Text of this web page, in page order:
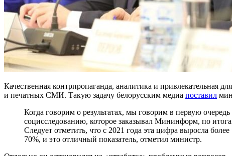
Качественная контрпропаганда, аналитика и привлекательная
и печатных СМИ. Такую задачу белорусским медиа поставил
Когда говорим о результатах, мы говорим в первую
социсследованию, которое заказывал Мининформ, по
Следует отметить, что с 2021 года эта цифра выросла
70%, и это отличный показатель, отметил министр.